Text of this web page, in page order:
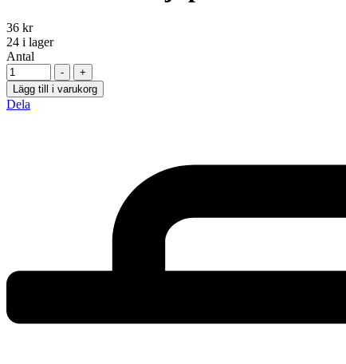
36 kr
24 i lager
Antal
-
+
Lägg till i varukorg
Dela